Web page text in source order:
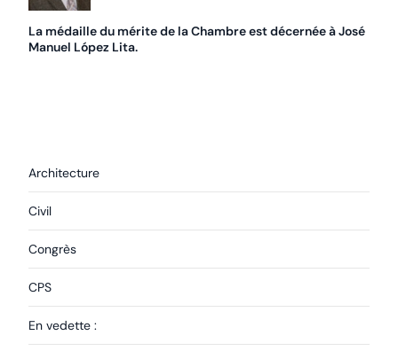
La médaille du mérite de la Chambre est décernée à José
Manuel López Lita.
Architecture
Civil
Congrès
CPS
En vedette :